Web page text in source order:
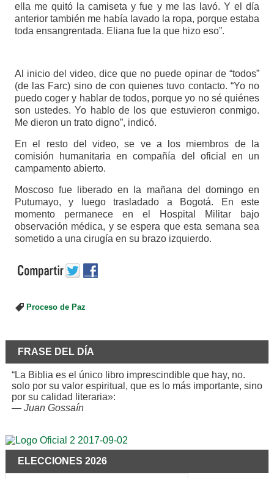
ella me quitó la camiseta y fue y me las lavó. Y el día
anterior también me había lavado la ropa, porque estaba
toda ensangrentada. Eliana fue la que hizo eso”.
Al inicio del video, dice que no puede opinar de “todos”
(de las Farc) sino de con quienes tuvo contacto. “Yo no
puedo coger y hablar de todos, porque yo no sé quiénes
son ustedes. Yo hablo de los que estuvieron conmigo.
Me dieron un trato digno”, indicó.
En el resto del video, se ve a los miembros de la
comisión humanitaria en compañía del oficial en un
campamento abierto.
Moscoso fue liberado en la mañana del domingo en
Putumayo, y luego trasladado a Bogotá. En este
momento permanece en el Hospital Militar bajo
observación médica, y se espera que esta semana sea
sometido a una cirugía en su brazo izquierdo.
Proceso de Paz
FRASE DEL DÍA
“La Biblia es el único libro imprescindible que hay, no.
solo por su valor espiritual, que es lo más importante, sino
por su calidad literaria»:
— Juan Gossaín
ELECCIONES 2026